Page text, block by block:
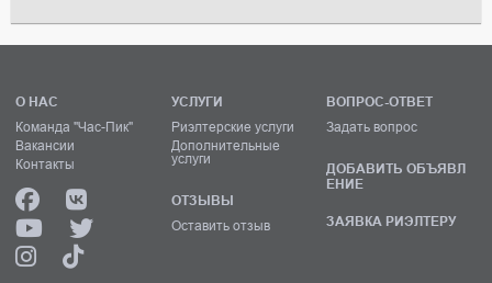
О НАС
Команда "Час-Пик"
Вакансии
Контакты
УСЛУГИ
Риэлтерские услуги
Дополнительные
услуги
ОТЗЫВЫ
Оставить отзыв
ВОПРОС-ОТВЕТ
Задать вопрос
ДОБАВИТЬ ОБЪЯВЛ
ЕНИЕ
ЗАЯВКА РИЭЛТЕРУ